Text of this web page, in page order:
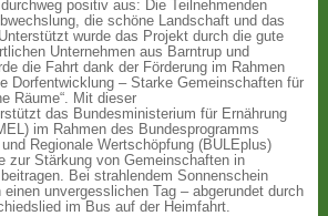
positiv aus: Die Teilnehmenden
die schöne Landschaft und das
wurde das Projekt durch die gute
Unternehmen aus Barntrup und
die Fahrt dank der Förderung im Rahmen
Dorfentwicklung – Starke Gemeinschaften für
Räume“. Mit dieser
das Bundesministerium für Ernährung
im Rahmen des Bundesprogramms
Regionale Wertschöpfung (BULEplus)
zur Stärkung von Gemeinschaften in
Bei strahlendem Sonnenschein
einen unvergesslichen Tag – abgerundet durch
im Bus auf der Heimfahrt.